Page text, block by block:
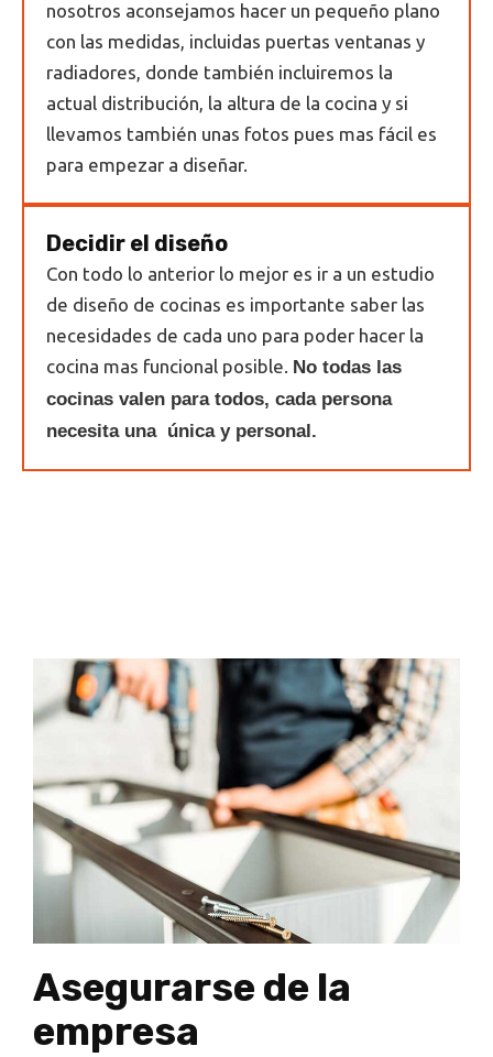
nosotros aconsejamos hacer un pequeño plano
con las medidas, incluidas puertas ventanas y
radiadores, donde también incluiremos la
actual distribución, la altura de la cocina y si
llevamos también unas fotos pues mas fácil es
para empezar a diseñar.
Decidir el diseño
Con todo lo anterior lo mejor es ir a un estudio
de diseño de cocinas es importante saber las
necesidades de cada uno para poder hacer la
cocina mas funcional posible. No todas las
cocinas valen para todos, cada persona
necesita una única y personal.
Asegurarse de la
empresa